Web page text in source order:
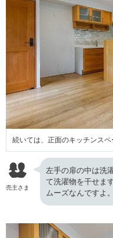
続いては、正面のキッチンスペ
売主さま
左手の扉の中は洗
て洗濯物を干せま
ムーズなんですよ。